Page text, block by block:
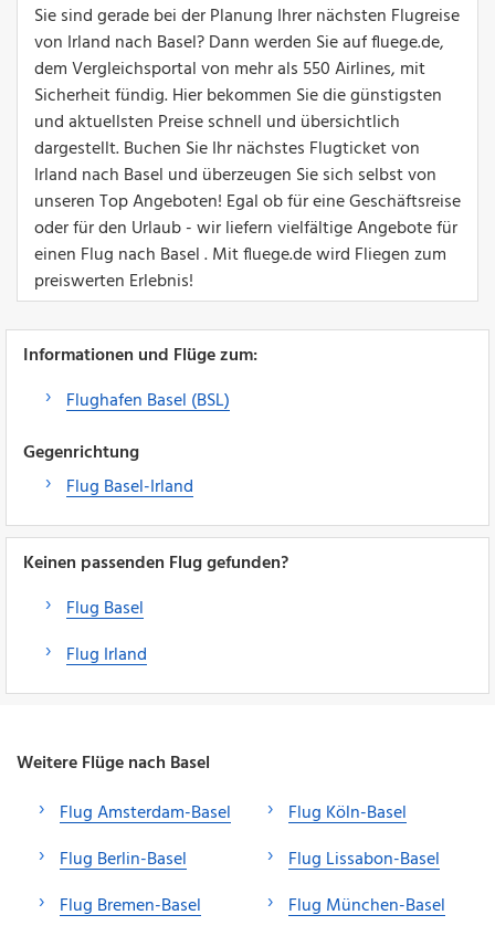
Sie sind gerade bei der Planung Ihrer nächsten Flugreise
von Irland nach Basel? Dann werden Sie auf fluege.de,
dem Vergleichsportal von mehr als 550 Airlines, mit
Sicherheit fündig. Hier bekommen Sie die günstigsten
und aktuellsten Preise schnell und übersichtlich
dargestellt. Buchen Sie Ihr nächstes Flugticket von
Irland nach Basel und überzeugen Sie sich selbst von
unseren Top Angeboten! Egal ob für eine Geschäftsreise
oder für den Urlaub - wir liefern vielfältige Angebote für
einen Flug nach Basel . Mit fluege.de wird Fliegen zum
preiswerten Erlebnis!
Informationen und Flüge zum:
Flughafen Basel (BSL)
Gegenrichtung
Flug Basel-Irland
Keinen passenden Flug gefunden?
Flug Basel
Flug Irland
Weitere Flüge nach Basel
Flug Amsterdam-Basel
Flug Berlin-Basel
Flug Bremen-Basel
Flug Köln-Basel
Flug Lissabon-Basel
Flug München-Basel